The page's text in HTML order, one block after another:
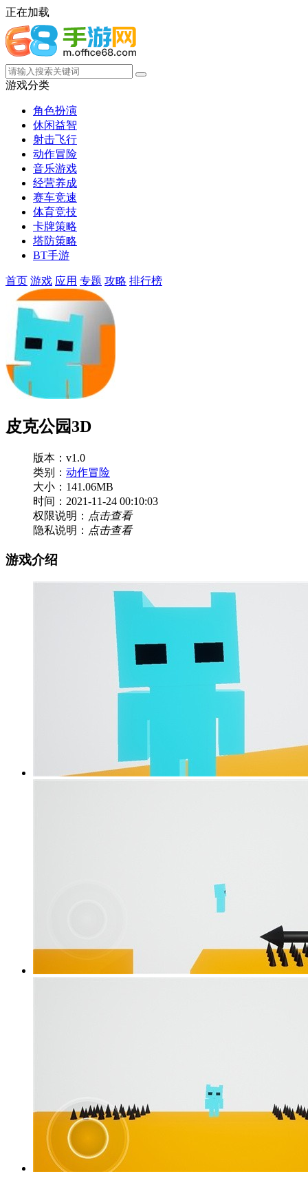
正在加载
游戏分类
角色扮演
休闲益智
射击飞行
动作冒险
音乐游戏
经营养成
赛车竞速
体育竞技
卡牌策略
塔防策略
BT手游
首页 游戏 应用 专题 攻略 排行榜
皮克公园3D
版本：v1.0
类别： 动作冒险
大小：141.06MB
时间：2021-11-24 00:10:03
权限说明： 点击查看
隐私说明： 点击查看
游戏介绍